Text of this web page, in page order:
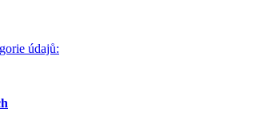
údajů: